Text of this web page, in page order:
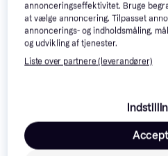
Anmeldelser
annonceringseffektivitet. Bruge
at vælge annoncering. Tilpasset
annoncerings- og indholdsmåling,
og udvikling af tjenester.
Liste over partnere (leverandører)